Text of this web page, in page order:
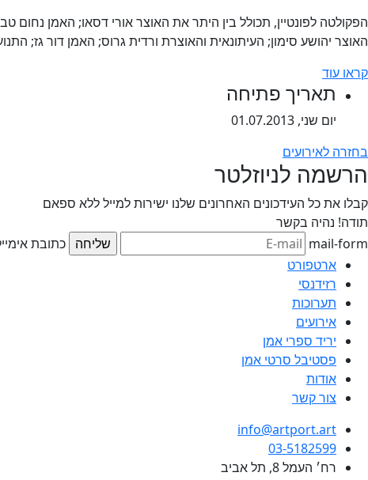
הפקולטה לפונטיין, תכולל בין היתר את האוצר אורי דסאו; האמן
האוצר יהושע סימון; העיתונאית והאוצרת ורדית גרוס; האמן דור גז;
קראו עוד
תאריך פתיחה
יום שני, 01.07.2013
בחזרה לאירועים
הרשמה לניוזלטר
קבלו את כל העידכונים האחרונים שלנו ישירות למייל ללא ספאם
תודה! נהיה בקשר
mail-form
כתובת
ארטפורט
רזידנסי
תערוכות
אירועים
יריד ספרי אמן
פסטיבל סרטי אמן
אודות
צור קשר
info@artport.art
03-5182599
רח׳ העמל 8, תל אביב